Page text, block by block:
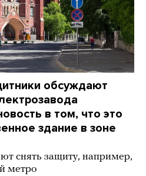
обсуждают
в том, что это
здание в зоне
снять защиту, например,
метро